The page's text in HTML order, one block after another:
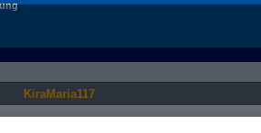
KiraMaria117